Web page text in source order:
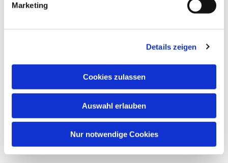
Marketing
Details zeigen
Cookies zulassen
Auswahl erlauben
Nur notwendige Cookies